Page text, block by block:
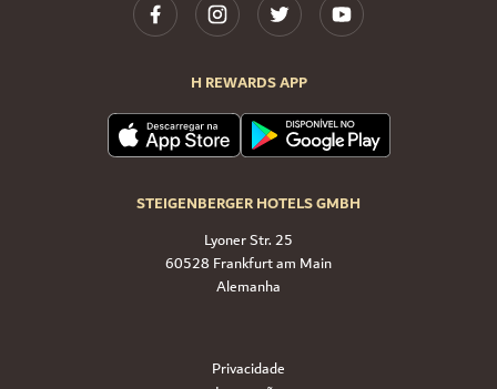
H REWARDS APP
STEIGENBERGER HOTELS GMBH
Lyoner Str. 25
60528 Frankfurt am Main
Alemanha
Privacidade